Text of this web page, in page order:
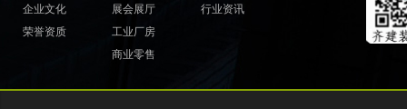
企业文化
荣誉资质
展会展厅
工业厂房
商业零售
行业资讯